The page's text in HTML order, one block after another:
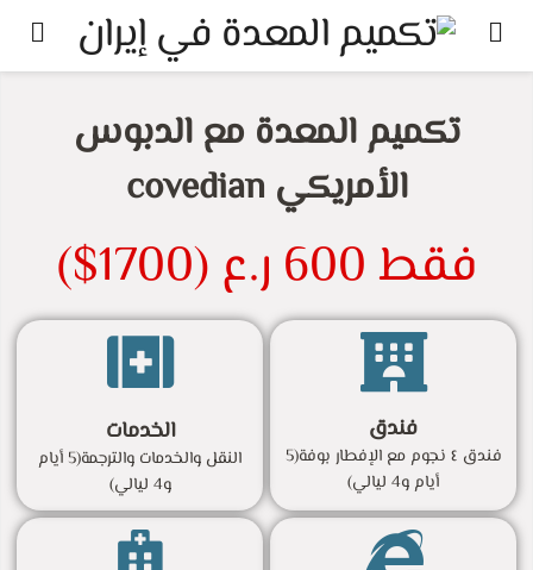
تكميم المعدة مع الدبوس
الأمريكي covedian
فقط 600 ر.ع (1700$)
فندق
فندق ٤ نجوم مع الإفطار بوفة(5
أيام و4 ليالي)
الخدمات
النقل والخدمات والترجمة(5 أيام
و4 ليالي)